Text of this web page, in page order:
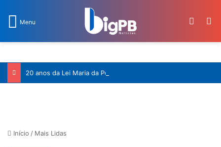
Menu
Início / Mais Lidas